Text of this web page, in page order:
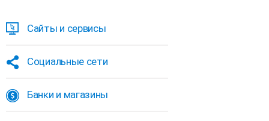
Сайты и сервисы
Социальные сети
Банки и магазины